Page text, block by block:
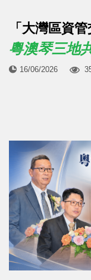
「大灣區資
粵澳琴三地
16/06/2026